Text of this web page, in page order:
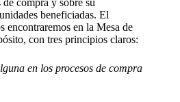
beneficiadas. El
encontraremos en la Mesa de
con tres principios claros:
en los procesos de compra